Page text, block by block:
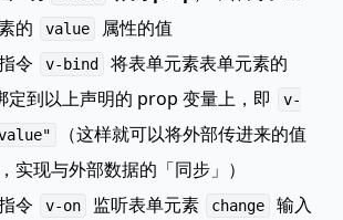
的
value
属性的值
令
v-bind 将表单元素表单元素的
定到以上声明的 prop 变量上，即
v-
（这样就可以将外部传进来的值
实现与外部数据的「同步」）
令
v-on 监听表单元素 change
输入